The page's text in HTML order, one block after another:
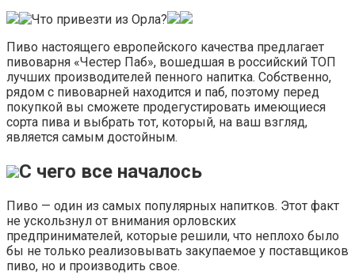
Пиво настоящего европейского качества предлагает
пивоварня «Честер Паб», вошедшая в российский ТОП
лучших производителей пенного напитка. Собственно,
рядом с пивоварней находится и паб, поэтому перед
покупкой вы сможете продегустировать имеющиеся
сорта пива и выбрать тот, который, на ваш взгляд,
является самым достойным.
С чего все началось
Пиво — один из самых популярных напитков. Этот факт
не ускользнул от внимания орловских
предпринимателей, которые решили, что неплохо было
бы не только реализовывать закупаемое у поставщиков
пиво, но и производить свое.